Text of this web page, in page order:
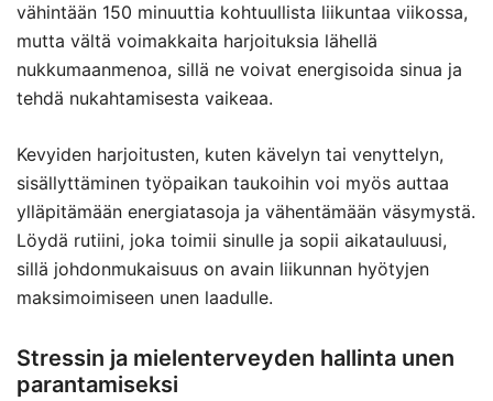
vähintään 150 minuuttia kohtuullista liikuntaa viikossa,
mutta vältä voimakkaita harjoituksia lähellä
nukkumaanmenoa, sillä ne voivat energisoida sinua ja
tehdä nukahtamisesta vaikeaa.
Kevyiden harjoitusten, kuten kävelyn tai venyttelyn,
sisällyttäminen työpaikan taukoihin voi myös auttaa
ylläpitämään energiatasoja ja vähentämään väsymystä.
Löydä rutiini, joka toimii sinulle ja sopii aikatauluusi,
sillä johdonmukaisuus on avain liikunnan hyötyjen
maksimoimiseen unen laadulle.
Stressin ja mielenterveyden hallinta unen
parantamiseksi